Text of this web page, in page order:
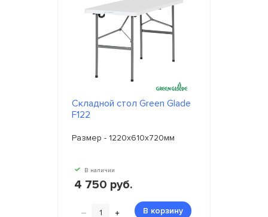
Складной стол Green Glade
F122
Размер - 1220х610х720мм
В наличии
4 750 руб.
– + В корзину